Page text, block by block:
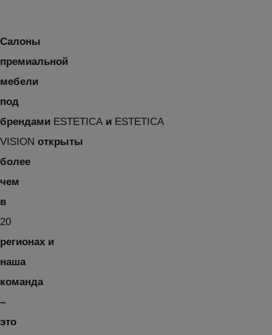
Салоны
премиальной
мебели
под
брендами ESTETICA и ESTETICA
VISION открыты
более
чем
в
20
регионах и
наша
команда
–
это